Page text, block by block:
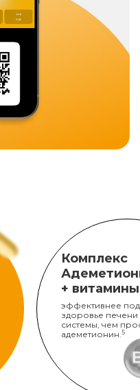
Комплекс
+
эффективнее
здоровье печени
системы, чем
адеметионин. 5